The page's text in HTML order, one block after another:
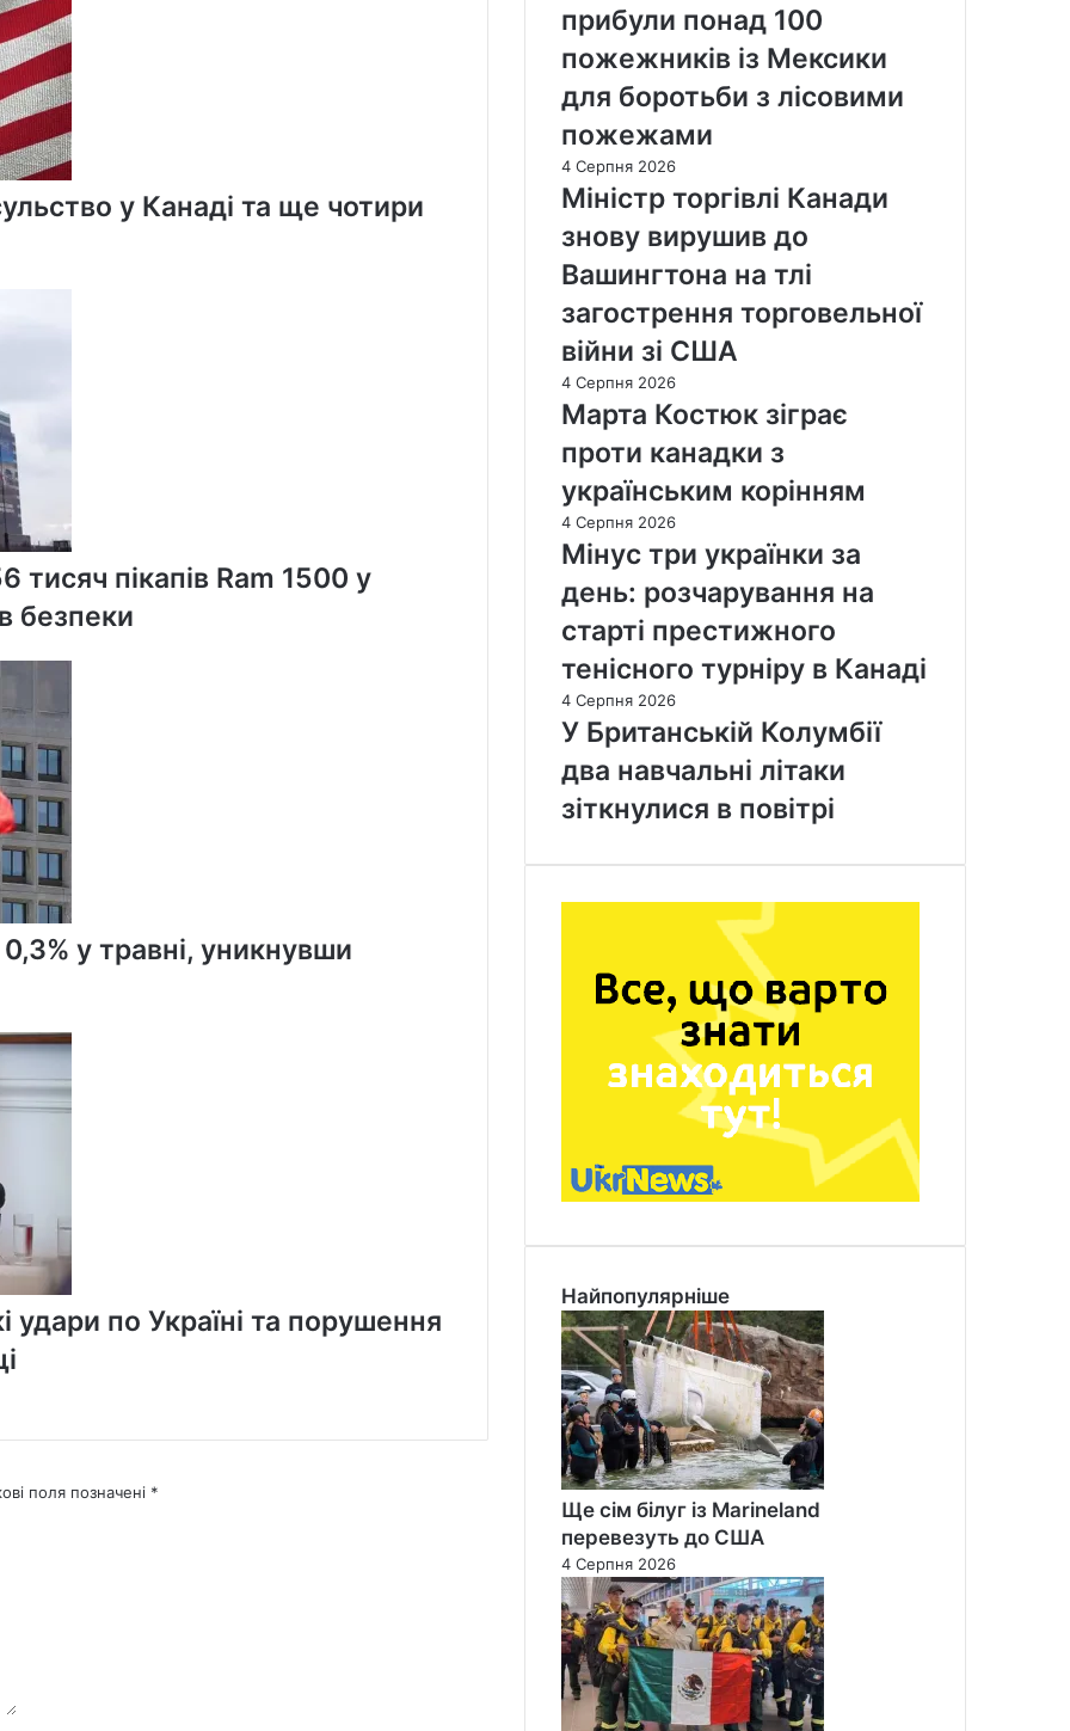
у Канаді та ще чотири
тисяч пікапів Ram 1500 у
безпеки
у травні, уникнувши
удари по Україні та порушення
поля позначені *
прибули понад 100
пожежників із Мексики
для боротьби з лісовими
пожежами
4 Серпня 2026
Міністр торгівлі Канади
знову вирушив до
Вашингтона на тлі
загострення торговельної
війни зі США
4 Серпня 2026
Марта Костюк зіграє
проти канадки з
українським корінням
4 Серпня 2026
Мінус три українки за
день: розчарування на
старті престижного
тенісного турніру в Канаді
4 Серпня 2026
У Британській Колумбії
два навчальні літаки
зіткнулися в повітрі
Найпопулярніше
Ще сім білуг із Marineland
перевезуть до США
4 Серпня 2026